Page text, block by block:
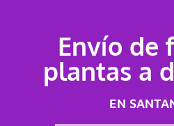
Envío de
plantas a
EN